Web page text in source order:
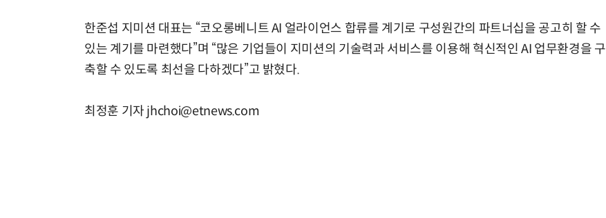
한준섭 지미션 대표는 “코오롱베니트 AI 얼라이언스 합류를 계기로 구성원간의 파트너십을 공고히 할 수
있는 계기를 마련했다”며 “많은 기업들이 지미션의 기술력과 서비스를 이용해 혁신적인 AI 업무환경을 구
축할 수 있도록 최선을 다하겠다”고 밝혔다.
최정훈 기자 jhchoi@etnews.com